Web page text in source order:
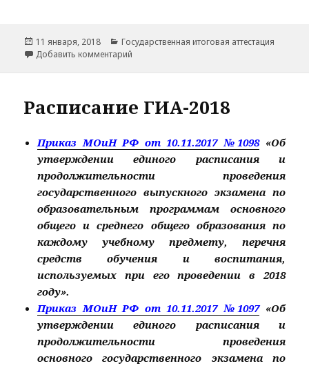
Опубликовано
11 января, 2018 Рубрики
Государственная итоговая аттестация
Добавить комментарий
Расписание ГИА-2018
Приказ МОиН РФ от 10.11.2017 №1098«Об
утверждении единого расписания и
продолжительности проведения
государственного выпускного экзамена по
образовательным программам основного
общего и среднего общего образования по
каждому учебному предмету, перечня
средств обучения и воспитания,
используемых при его проведении в 2018
году».
Приказ МОиН РФ от 10.11.2017 №1097«Об
утверждении единого расписания и
продолжительности проведения
основного государственного экзамена по